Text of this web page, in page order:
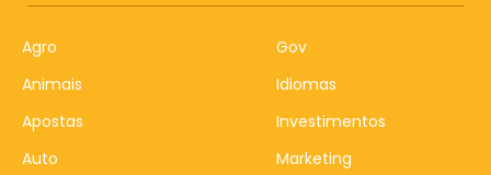
Agro
Animais
Apostas
Auto
Gov
Idiomas
Investimentos
Marketing